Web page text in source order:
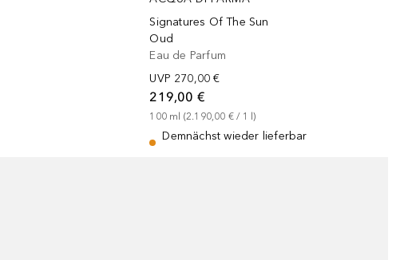
Signatures Of The Sun
Oud
Eau de Parfum
UVP 270,00 €
219,00 €
100 ml (2.190,00 € / 1 l)
Demnächst wieder lieferbar